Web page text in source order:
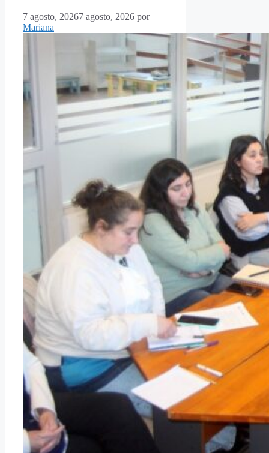
7 agosto, 20267 agosto, 2026 por
Mariana